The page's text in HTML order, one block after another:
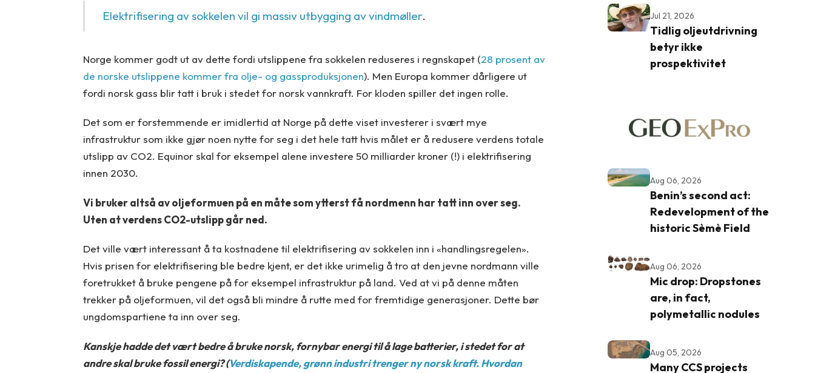
Elektrifisering av sokkelen vil gi massiv utbygging av vindmøller.
Norge kommer godt ut av dette fordi utslippene fra sokkelen reduseres i regnskapet (28 prosent av
de norske utslippene kommer fra olje- og gassproduksjonen). Men Europa kommer dårligere ut
fordi norsk gass blir tatt i bruk i stedet for norsk vannkraft. For kloden spiller det ingen rolle.
Det som er forstemmende er imidlertid at Norge på dette viset investerer i svært mye
infrastruktur som ikke gjør noen nytte for seg i det hele tatt hvis målet er å redusere verdens totale
utslipp av CO2. Equinor skal for eksempel alene investere 50 milliarder kroner (!) i elektrifisering
innen 2030.
Vi bruker altså av oljeformuen på en måte som ytterst få nordmenn har tatt inn over seg.
Uten at verdens CO2-utslipp går ned.
Det ville vært interessant å ta kostnadene til elektrifisering av sokkelen inn i «handlingsregelen».
Hvis prisen for elektrifisering ble bedre kjent, er det ikke urimelig å tro at den jevne nordmann ville
foretrukket å bruke pengene på for eksempel infrastruktur på land. Ved at vi på denne måten
trekker på oljeformuen, vil det også bli mindre å rutte med for fremtidige generasjoner. Dette bør
ungdomspartiene ta inn over seg.
Kanskje hadde det vært bedre å bruke norsk, fornybar energi til å lage batterier, i stedet for at
andre skal bruke fossil energi? (Verdiskapende, grønn industri trenger ny norsk kraft. Hvordan
Jul 21, 2026
Tidlig oljeutdrivning
betyr ikke
prospektivitet
Aug 06, 2026
Benin’s second act:
Redevelopment of the
historic Sèmè Field
Aug 06, 2026
Mic drop: Dropstones
are, in fact,
polymetallic nodules
Aug 05, 2026
Many CCS projects